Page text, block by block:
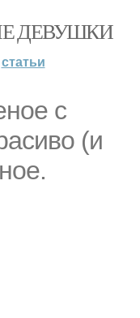
ДЕВУШКИ
статьи
с
(и